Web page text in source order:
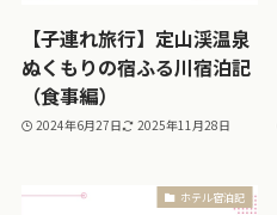
【子連れ旅行】定山渓温泉
ぬくもりの宿ふる川宿泊記
（食事編）
2024年6月27日 2025年11月28日
ホテル宿泊記